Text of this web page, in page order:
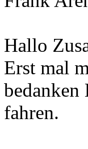
Hallo
Erst mal
bedanken
fahren.